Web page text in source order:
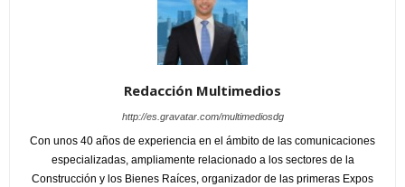
Redacción Multimedios
http://es.gravatar.com/multimediosdg
Con unos 40 años de experiencia en el ámbito de las comunicaciones
especializadas, ampliamente relacionado a los sectores de la
Construcción y los Bienes Raíces, organizador de las primeras Expos